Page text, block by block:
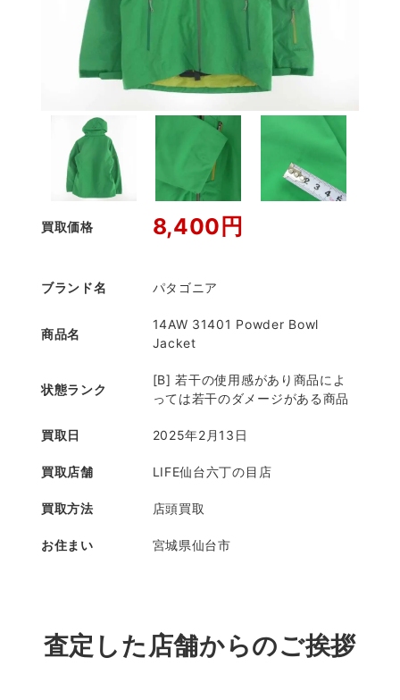
買取価格 8,400円
ブランド名 パタゴニア
商品名
14AW 31401 Powder Bowl
Jacket
状態ランク
[B] 若干の使用感があり商品によ
っては若干のダメージがある商品
買取日 2025年2月13日
買取店舗 LIFE仙台六丁の目店
買取方法 店頭買取
お住まい 宮城県仙台市
査定した店舗からのご挨拶